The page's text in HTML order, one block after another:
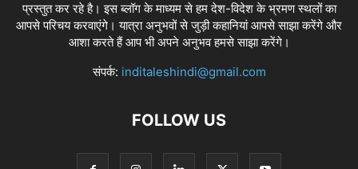
प्रस्तुत कर रहे है। इस ब्लॉग के माध्यम से हम देश-विदेश के भ्रमण स्थलों का
आपसे परिचय करवाएंगे। यात्रा अनुभवों से जुड़ी कहानियां आपसे साझा करेंगे और
आशा करते हैं आप भी अपने अनुभव हमसे साझा करेंगे।
संपर्क: inditaleshindi@gmail.com
FOLLOW US